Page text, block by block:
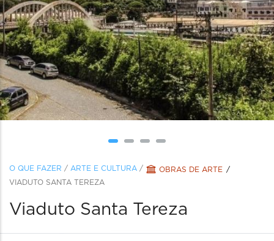
O QUE FAZER / ARTE E CULTURA /
OBRAS DE ARTE
VIADUTO SANTA TEREZA
Viaduto Santa Tereza